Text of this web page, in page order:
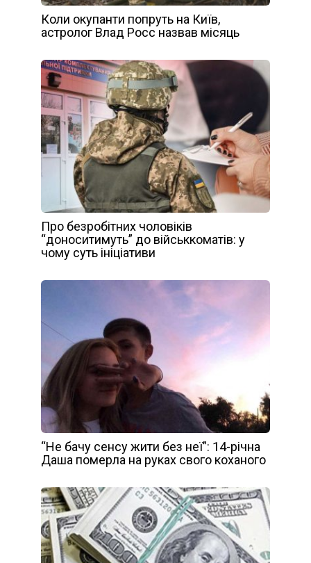
Коли окупанти попруть на Київ,
астролог Влад Росс назвав місяць
Про безробітних чоловіків
“доноситимуть” до військкоматів: у
чому суть ініціативи
“Не бачу сенсу жити без неї”: 14-річна
Даша померла на руках свого коханого